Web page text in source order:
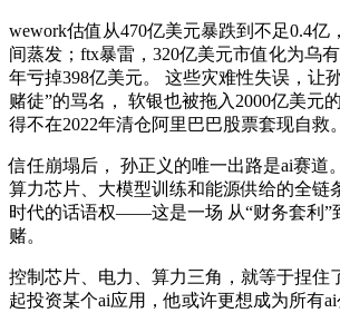
wework估值从470亿美元暴跌到不足0.4亿
间蒸发；ftx暴雷，320亿美元市值化为乌
年亏掉398亿美元。 这些灾难性失误，让
赌徒”的骂名， 软银也被拖入2000亿美元
得不在2022年清仓阿里巴巴股票套现自救。
信任崩塌后， 孙正义的唯一出路是ai赛道
算力芯片、大模型训练和能源供给的全链
时代的话语权——这是一场 从“财务套利”
赌。
控制芯片、电力、算力三角，就等于捏住
起投资某个ai应用，他或许更想成为所有